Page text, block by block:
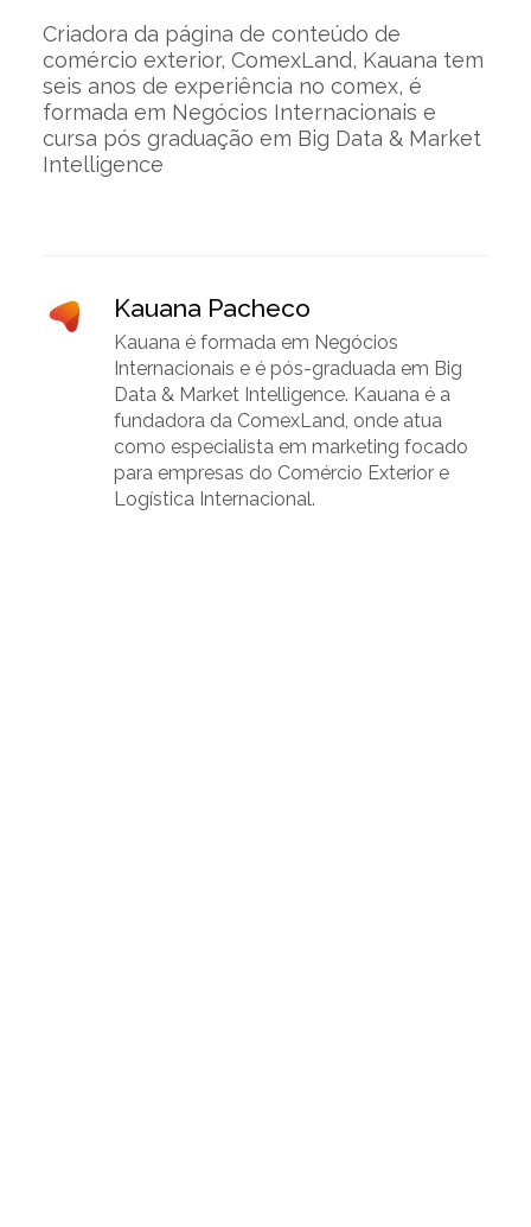
Criadora da página de conteúdo de
comércio exterior, ComexLand, Kauana tem
seis anos de experiência no comex, é
formada em Negócios Internacionais e
cursa pós graduação em Big Data & Market
Intelligence
Kauana Pacheco
Kauana é formada em Negócios
Internacionais e é pós-graduada em Big
Data & Market Intelligence. Kauana é a
fundadora da ComexLand, onde atua
como especialista em marketing focado
para empresas do Comércio Exterior e
Logística Internacional.